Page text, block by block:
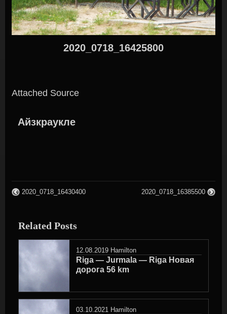
2020_0718_16425800
Attached Source
Айзкраукле
2020_0718_16430400 2020_0718_16385500
Related Posts
12.08.2019 Hamilton
Riga — Jurmala — Riga Новая
дорога 56 km
03.10.2021 Hamilton